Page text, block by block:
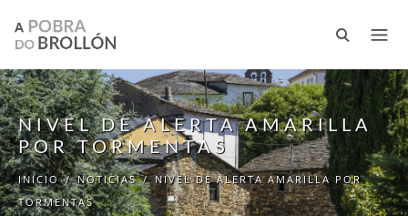
NIVEL DE ALERTA AMARILLA
POR TORMENTAS
INICIO / NOTICIAS / NIVEL DE ALERTA AMARILLA POR
TORMENTAS